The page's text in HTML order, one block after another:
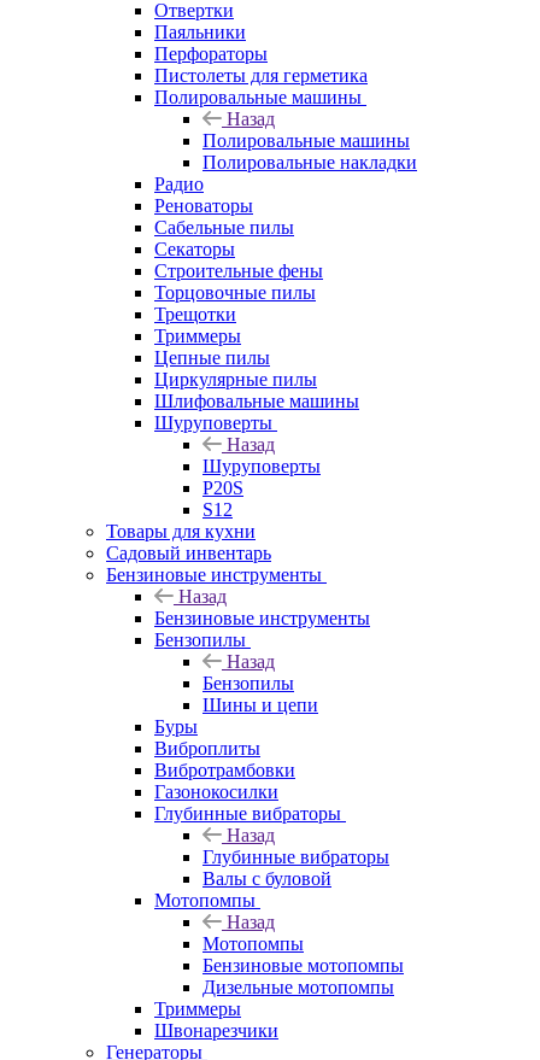
Отвертки
Паяльники
Перфораторы
Пистолеты для герметика
Полировальные машины
Назад
Полировальные машины
Полировальные накладки
Радио
Реноваторы
Сабельные пилы
Секаторы
Строительные фены
Торцовочные пилы
Трещотки
Триммеры
Цепные пилы
Циркулярные пилы
Шлифовальные машины
Шуруповерты
Назад
Шуруповерты
P20S
S12
Товары для кухни
Садовый инвентарь
Бензиновые инструменты
Назад
Бензиновые инструменты
Бензопилы
Назад
Бензопилы
Шины и цепи
Буры
Виброплиты
Вибротрамбовки
Газонокосилки
Глубинные вибраторы
Назад
Глубинные вибраторы
Валы с буловой
Мотопомпы
Назад
Мотопомпы
Бензиновые мотопомпы
Дизельные мотопомпы
Триммеры
Швонарезчики
Генераторы